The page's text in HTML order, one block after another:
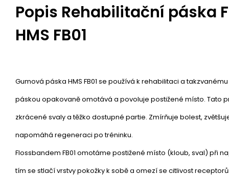
Popis Rehabilitační páska
HMS FB01
Gumová páska HMS FB01 se používá k rehabilitaci a
páskou opakovaně omotává a povoluje postižené místo. Tato
zkrácené svaly a těžko dostupné partie. Zmírňuje bolest,
napomáhá regeneraci po tréninku.
Flossbandem FB01 omotáme postižené místo (kloub, sval) při
tím se stlačí vrstvy pokožky k sobě a omezí se citlivost